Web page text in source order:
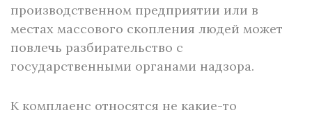
производственном предприятии или в
местах массового скопления людей может
повлечь разбирательство с
государственными органами надзора.
К комплаенс относятся не какие-то